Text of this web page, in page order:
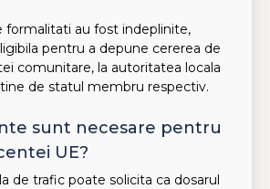
formalitati au fost indeplinite,
pentru a depune cererea de
comunitare, la autoritatea locala
de statul membru respectiv.
sunt necesare pentru
UE?
de trafic poate solicita ca dosarul